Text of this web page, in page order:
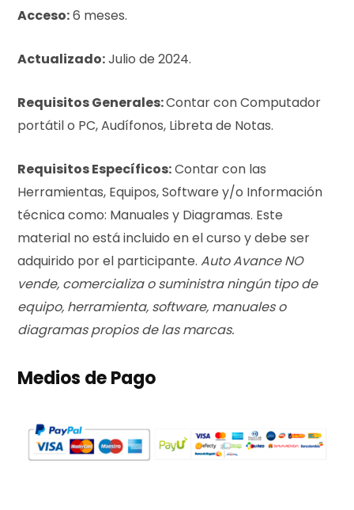
Acceso:6 meses.
Actualizado:Julio de 2024.
Requisitos Generales:Contar con Computador
portátil o PC, Audífonos, Libreta de Notas.
Requisitos Específicos:Contar con las
Herramientas, Equipos, Software y/o Información
técnica como: Manuales y Diagramas. Este
material no está incluido en el curso y debe ser
adquirido por el participante. Auto Avance NO
vende, comercializa o suministra ningún tipo de
equipo, herramienta, software, manuales o
diagramas propios de las marcas.
Medios de Pago